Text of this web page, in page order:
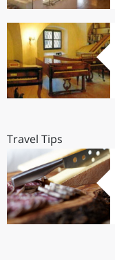
Travel Tips